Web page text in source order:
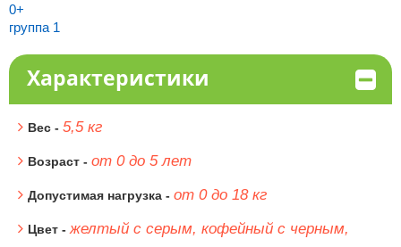
0+
группа 1
Характеристики
Вес - 5,5 кг
Возраст - от 0 до 5 лет
Допустимая нагрузка - от 0 до 18 кг
Цвет - желтый с серым, кофейный с черным,